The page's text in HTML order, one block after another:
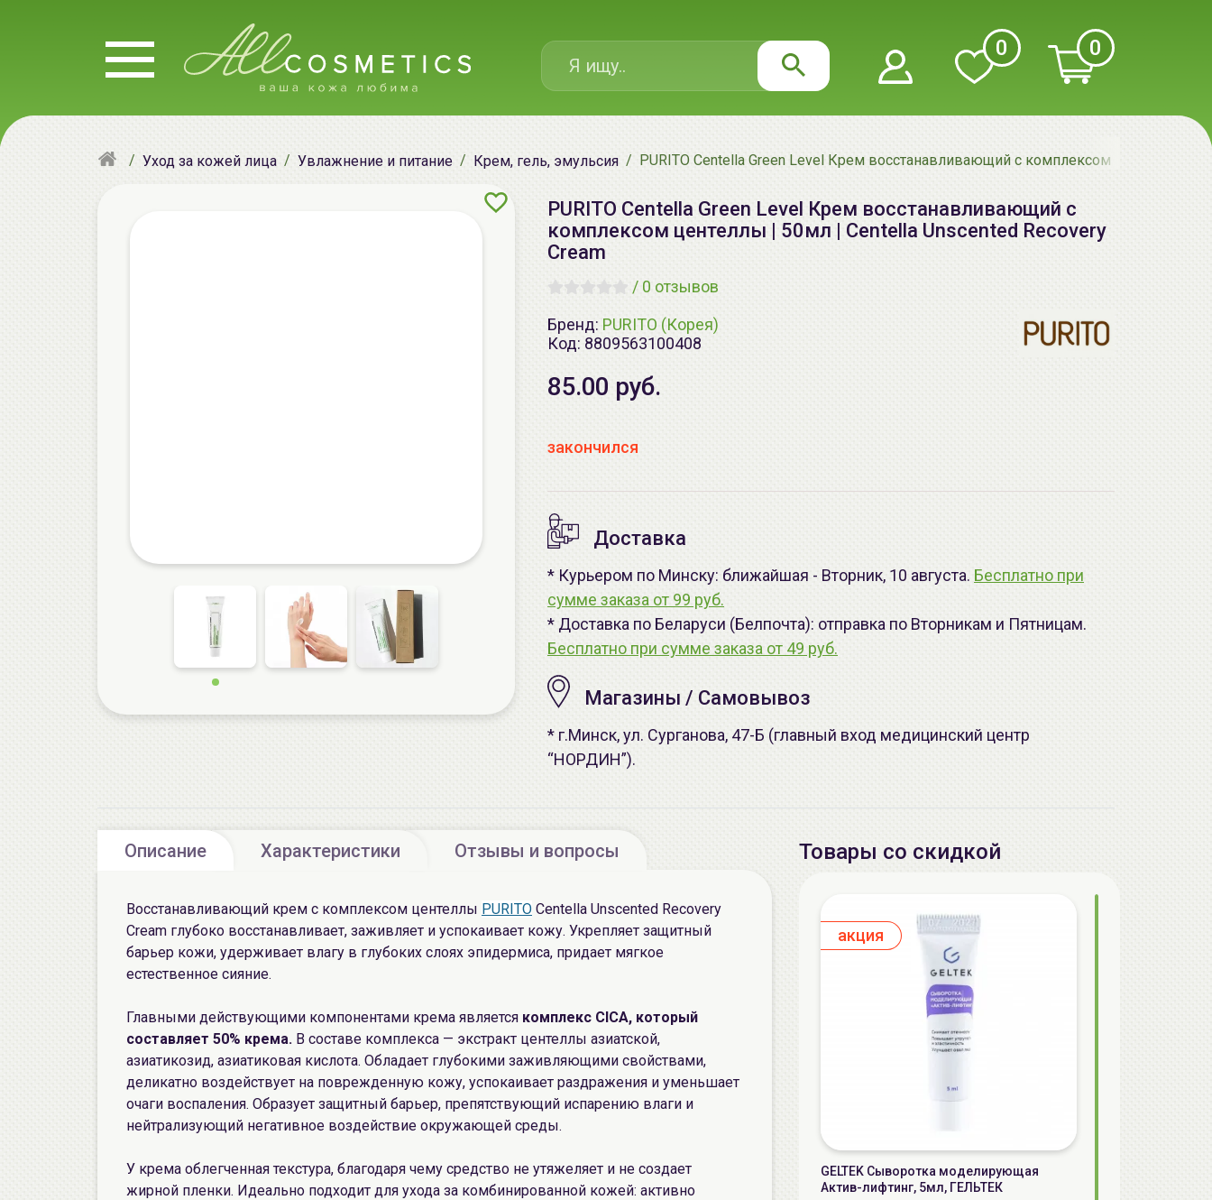
0 0
Уход за кожей лица Увлажнение и питание Крем, гель, эмульсия PURITO Centella Green Level Крем восстанавливающий с комплексом центеллы |
PURITO Centella Green Level Крем восстанавливающий с
комплексом центеллы | 50мл | Centella Unscented Recovery
Cream
/ 0 отзывов
Бренд: PURITO (Корея)
Код: 8809563100408
85.00 руб.
закончился
Доставка
* Курьером по Минску: ближайшая - Вторник, 10 августа. Бесплатно при
сумме заказа от 99 руб.
* Доставка по Беларуси (Белпочта): отправка по Вторникам и Пятницам.
Бесплатно при сумме заказа от 49 руб.
Магазины / Самовывоз
* г.Минск, ул. Сурганова, 47-Б (главный вход медицинский центр
“НОРДИН”).
Описание Характеристики Отзывы и вопросы
Восстанавливающий крем с комплексом центеллы PURITO Centella Unscented Recovery
Cream глубоко восстанавливает, заживляет и успокаивает кожу. Укрепляет защитный
барьер кожи, удерживает влагу в глубоких слоях эпидермиса, придает мягкое
естественное сияние.
Главными действующими компонентами крема является комплекс CICA, который
составляет 50% крема. В составе комплекса — экстракт центеллы азиатской,
азиатикозид, азиатиковая кислота. Обладает глубокими заживляющими свойствами,
деликатно воздействует на поврежденную кожу, успокаивает раздражения и уменьшает
очаги воспаления. Образует защитный барьер, препятствующий испарению влаги и
нейтрализующий негативное воздействие окружающей среды.
У крема облегченная текстура, благодаря чему средство не утяжеляет и не создает
жирной пленки. Идеально подходит для ухода за комбинированной кожей: активно
Товары со скидкой
aкция
GELTEK Сыворотка моделирующая
Актив-лифтинг, 5мл, ГЕЛЬТЕК